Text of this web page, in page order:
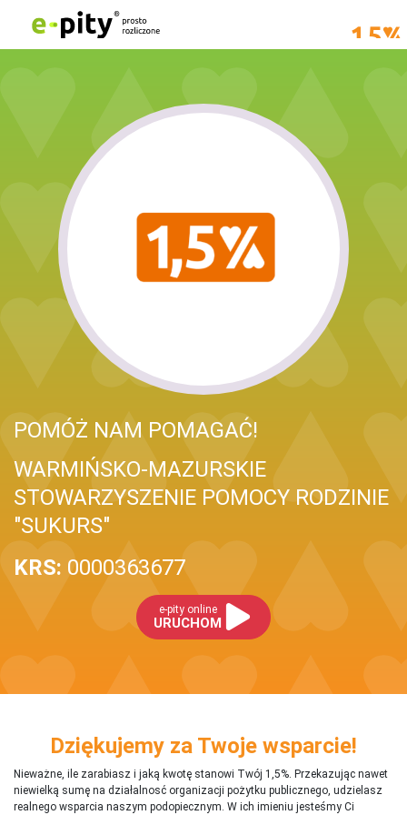
POMÓŻ NAM POMAGAĆ!
WARMIŃSKO-MAZURSKIE
STOWARZYSZENIE POMOCY RODZINIE
"SUKURS"
KRS: 0000363677
e-pity online
URUCHOM
Dziękujemy za Twoje wsparcie!
Nieważne, ile zarabiasz i jaką kwotę stanowi Twój 1,5%. Przekazując nawet
niewielką sumę na działalnosć organizacji pożytku publicznego, udzielasz
realnego wsparcia naszym podopiecznym. W ich imieniu jesteśmy Ci